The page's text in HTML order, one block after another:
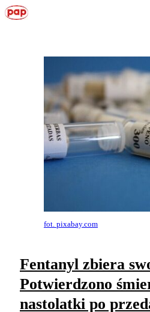
fot. pixabay.com
Fentanyl zbiera
Potwierdzono
nastolatki po